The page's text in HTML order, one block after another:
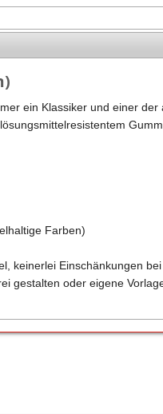
ein Klassiker und einer
Farben)
keinerlei Einschänkungen
gestalten oder eigene